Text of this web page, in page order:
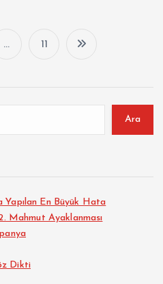
s
a
y
… 11
Ara
Yapılan En Büyük Hata
Mahmut Ayaklanması
Dikti